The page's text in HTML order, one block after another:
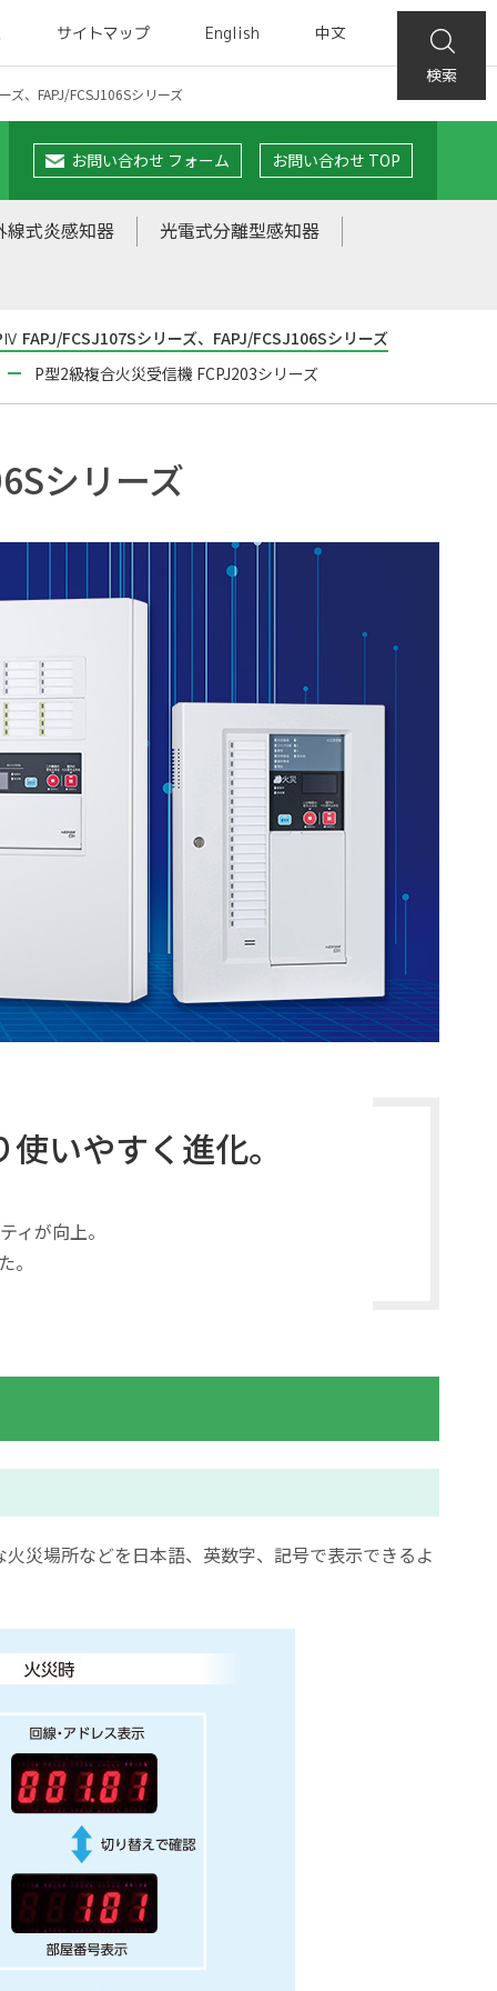
サイトマップ English
中文
検索
ズ、FAPJ/FCSJ106Sシリーズ
お問い合わせ フォーム お問い合わせ TOP
線式炎感知器 光電式分離型感知器
FAPJ/FCSJ107Sシリーズ、FAPJ/FCSJ106Sシリーズ
P型2級複合火災受信機 FCPJ203シリーズ
シリーズ
いやすく進化。
ィが向上。
災場所などを日本語、英数字、記号で表示できるよ